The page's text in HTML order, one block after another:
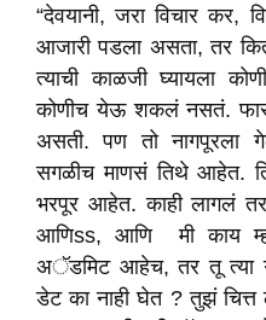
“देवयानी, जरा विचार कर,
आजारी पडला असता, तर
त्याची काळजी घ्यायला
कोणीच येऊ शकलं नसतं. फार
असती. पण तो नागपूरला
सगळीच माणसं तिथे आहेत.
भरपूर आहेत. काही लागलं
आणिss, आणि मी काय
अॅडमिट आहेच, तर तू त्या
डेट का नाही घेत ? तुझं चित्त